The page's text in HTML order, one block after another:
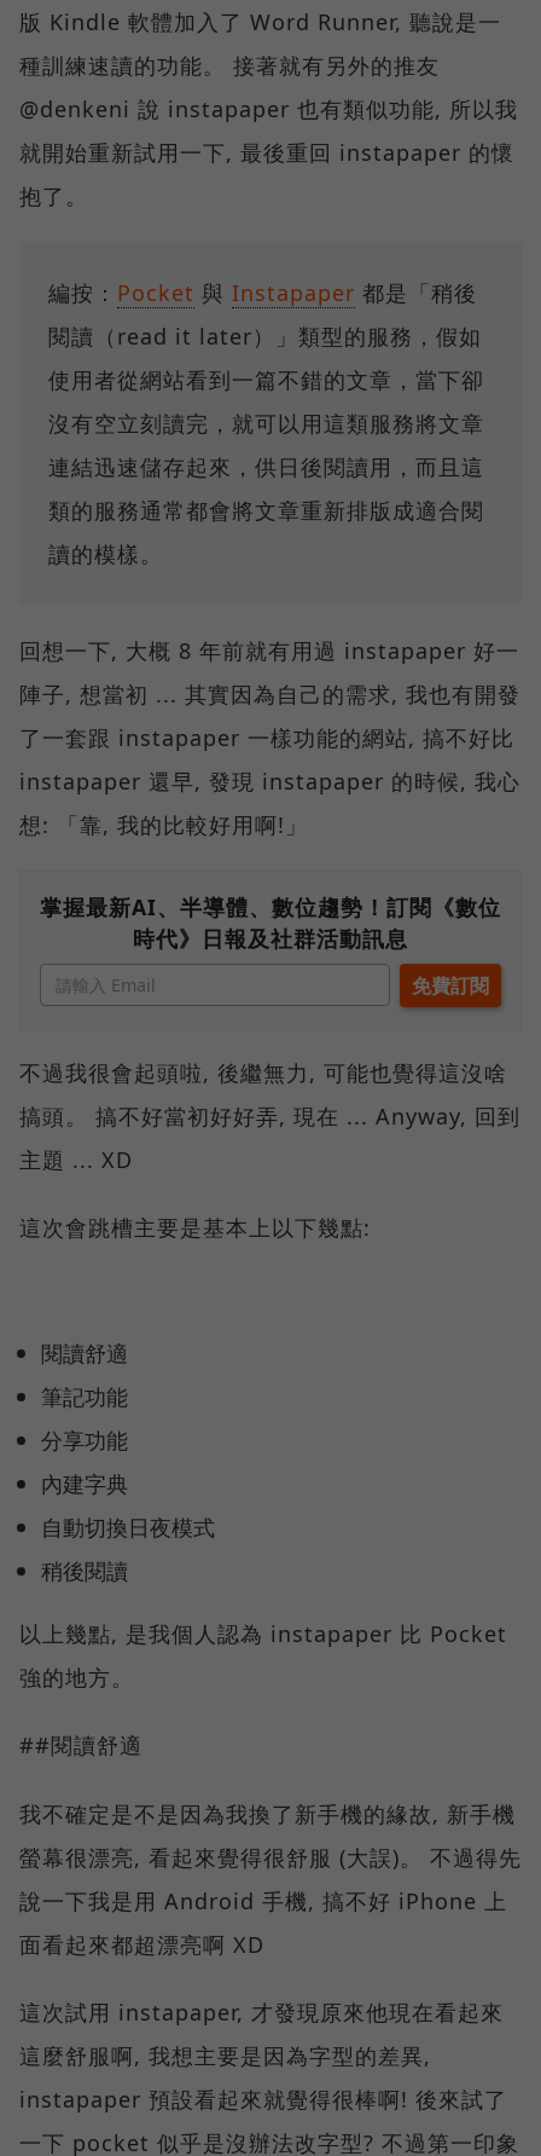
版 Kindle 軟體加入了 Word Runner, 聽說是一
種訓練速讀的功能。 接著就有另外的推友
@denkeni 說 instapaper 也有類似功能, 所以我
就開始重新試用一下, 最後重回 instapaper 的懷
抱了。
編按： Pocket 與 Instapaper 都是「稍後
閱讀（read it later）」類型的服務，假如
使用者從網站看到一篇不錯的文章，當下卻
沒有空立刻讀完，就可以用這類服務將文章
連結迅速儲存起來，供日後閱讀用，而且這
類的服務通常都會將文章重新排版成適合閱
讀的模樣。
回想一下, 大概 8 年前就有用過 instapaper 好一
陣子, 想當初 ... 其實因為自己的需求, 我也有開發
了一套跟 instapaper 一樣功能的網站, 搞不好比
instapaper 還早, 發現 instapaper 的時候, 我心
想: 「靠, 我的比較好用啊!」
掌握最新AI、半導體、數位趨勢！訂閱《數位
時代》日報及社群活動訊息
不過我很會起頭啦, 後繼無力, 可能也覺得這沒啥
搞頭。 搞不好當初好好弄, 現在 ... Anyway, 回到
主題 ... XD
這次會跳槽主要是基本上以下幾點:
閱讀舒適
筆記功能
分享功能
內建字典
自動切換日夜模式
稍後閱讀
以上幾點, 是我個人認為 instapaper 比 Pocket
強的地方。
##閱讀舒適
我不確定是不是因為我換了新手機的緣故, 新手機
螢幕很漂亮, 看起來覺得很舒服 (大誤)。 不過得先
說一下我是用 Android 手機, 搞不好 iPhone 上
面看起來都超漂亮啊 XD
這次試用 instapaper, 才發現原來他現在看起來
這麼舒服啊, 我想主要是因為字型的差異,
instapaper 預設看起來就覺得很棒啊! 後來試了
一下 pocket 似乎是沒辦法改字型? 不過第一印象